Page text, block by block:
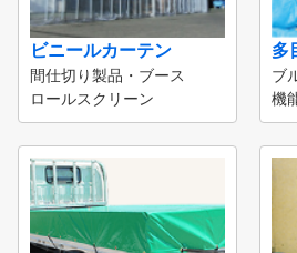
ビニールカーテン
間仕切り製品・ブース
ロールスクリーン
多
ブ
機